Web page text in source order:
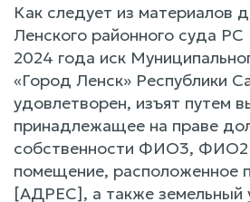
Как следует из материалов
Ленского районного суда РС
2024 года иск
«Город Ленск» Республики
удовлетворен, изъят путем
принадлежащее на праве
собственности ФИО3, ФИО2
помещение, расположенное
[АДРЕС], а также земельный